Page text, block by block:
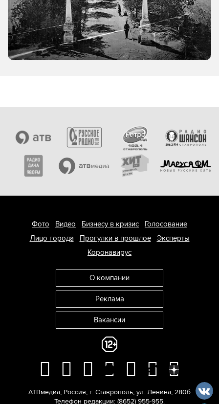
Фото Видео Бизнесу в кризис
Голосование
Лицо города
Прогулки в прошлое
Эксперты
Коронавирус
О компании
Реклама
Вакансии
АТВмедиа, Россия, г. Ставрополь, ул. Ленина, 280б
Телефон редакции: (8652) 955-955.